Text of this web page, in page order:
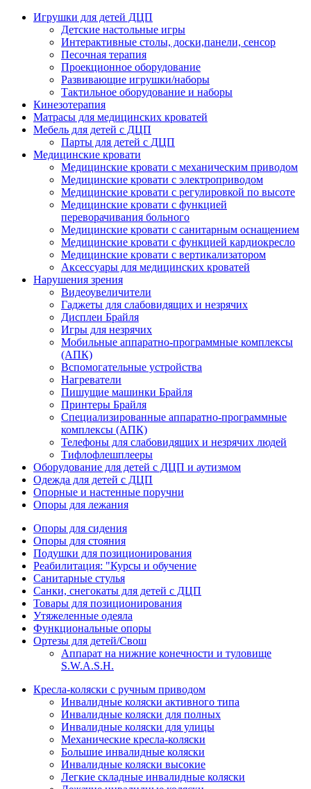
Игрушки для детей ДЦП
Детские настольные игры
Интерактивные столы, доски,панели, сенсор
Песочная терапия
Проекционное оборудование
Развивающие игрушки/наборы
Тактильное оборудование и наборы
Кинезотерапия
Матрасы для медицинских кроватей
Мебель для детей с ДЦП
Парты для детей с ДЦП
Медицинские кровати
Медицинские кровати с механическим приводом
Медицинские кровати с электроприводом
Медицинские кровати с регулировкой по высоте
Медицинские кровати с функцией
переворачивания больного
Медицинские кровати с санитарным оснащением
Медицинские кровати с функцией кардиокресло
Медицинские кровати с вертикализатором
Аксессуары для медицинских кроватей
Нарушения зрения
Видеоувеличители
Гаджеты для слабовидящих и незрячих
Дисплеи Брайля
Игры для незрячих
Мобильные аппаратно-программные комплексы
(АПК)
Вспомогательные устройства
Нагреватели
Пишущие машинки Брайля
Принтеры Брайля
Специализированные аппаратно-программные
комплексы (АПК)
Телефоны для слабовидящих и незрячих людей
Тифлофлешплееры
Оборудование для детей с ДЦП и аутизмом
Одежда для детей с ДЦП
Опорные и настенные поручни
Опоры для лежания
Опоры для сидения
Опоры для стояния
Подушки для позиционирования
Реабилитация: "Курсы и обучение
Санитарные стулья
Санки, снегокаты для детей с ДЦП
Товары для позиционирования
Утяжеленные одеяла
Функциональные опоры
Ортезы для детей/Свош
Аппарат на нижние конечности и туловище
S.W.A.S.H.
Кресла-коляски с ручным приводом
Инвалидные коляски активного типа
Инвалидные коляски для полных
Инвалидные коляски для улицы
Механические кресла-коляски
Большие инвалидные коляски
Инвалидные коляски высокие
Легкие складные инвалидные коляски